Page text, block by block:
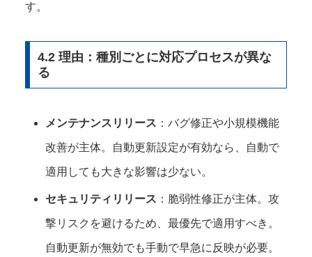
す。
4.2 理由：種別ごとに対応プロセスが異な
る
メンテナンスリリース ：バグ修正や小規模機能
改善が主体。自動更新設定が有効なら、自動で
適用しても大きな影響は少ない。
セキュリティリリース ：脆弱性修正が主体。攻
撃リスクを避けるため、最優先で適用すべき。
自動更新が無効でも手動で早急に反映が必要。